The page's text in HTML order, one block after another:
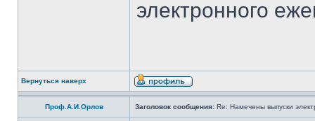
электронного
Вернуться наверх
Проф.А.И.Орлов Заголовок сообщения: Re: Намечены выпуски